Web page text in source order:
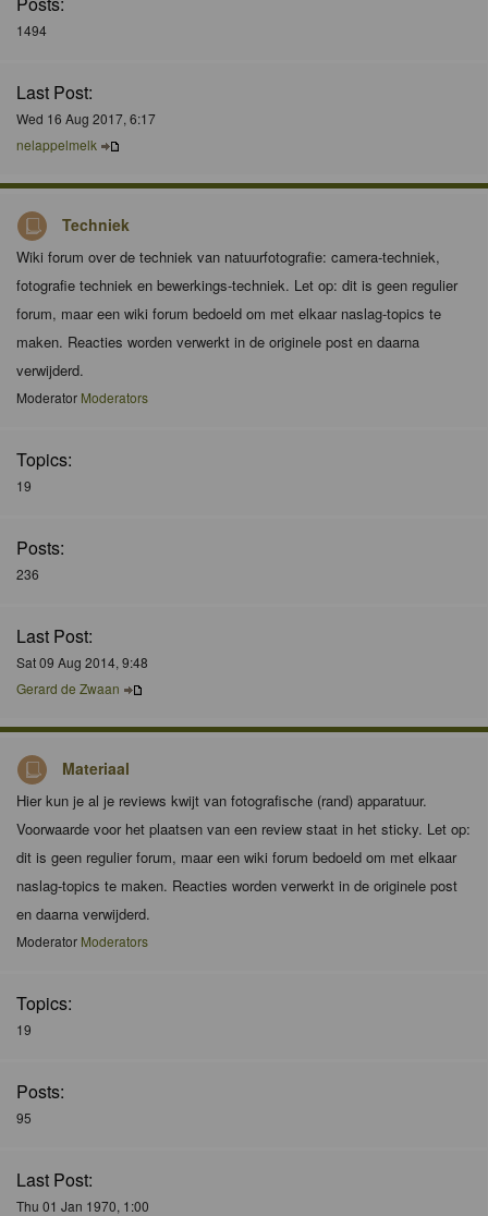
1494
Last Post:
Wed 16 Aug 2017, 6:17
nelappelmelk
Techniek
Wiki forum over de techniek van natuurfotografie: camera-techniek,
fotografie techniek en bewerkings-techniek. Let op: dit is geen regulier
forum, maar een wiki forum bedoeld om met elkaar naslag-topics te
maken. Reacties worden verwerkt in de originele post en daarna
verwijderd.
Moderator Moderators
Topics:
19
Posts:
236
Last Post:
Sat 09 Aug 2014, 9:48
Gerard de Zwaan
Materiaal
Hier kun je al je reviews kwijt van fotografische (rand) apparatuur.
Voorwaarde voor het plaatsen van een review staat in het sticky. Let op:
dit is geen regulier forum, maar een wiki forum bedoeld om met elkaar
naslag-topics te maken. Reacties worden verwerkt in de originele post
en daarna verwijderd.
Moderator Moderators
Topics:
19
Posts:
95
Last Post:
Thu 01 Jan 1970, 1:00